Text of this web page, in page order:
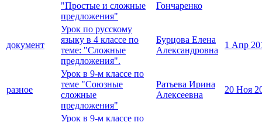
"Простые и сложные
предложения"
Гончаренко
документ
Урок по русскому
языку в 4 классе по
теме: "Сложные
предложения".
Бурцова Елена
Александровна
1 Апр
разное
Урок в 9-м классе по
теме "Союзные
сложные
предложения"
Ратьева Ирина
Алексеевна
20 Ноя
Урок в 9-м классе по